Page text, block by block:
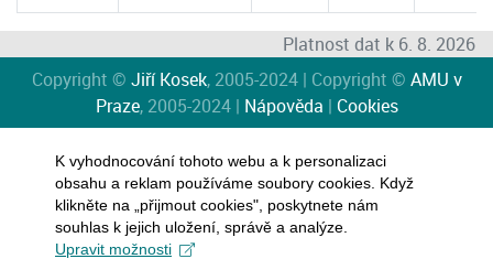
Platnost dat k 6. 8. 2026
Copyright © Jiří Kosek, 2005-2024 | Copyright © AMU v
Praze, 2005-2024 | Nápověda | Cookies
K vyhodnocování tohoto webu a k personalizaci
obsahu a reklam používáme soubory cookies. Když
klikněte na „přijmout cookies", poskytnete nám
souhlas k jejich uložení, správě a analýze.
Upravit možnosti